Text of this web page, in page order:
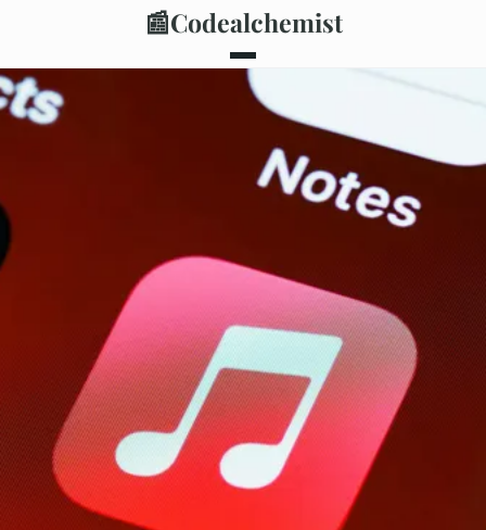
📰Codealchemist